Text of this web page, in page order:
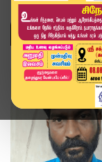
விஜயகுமார்
தமிழ்நாடு